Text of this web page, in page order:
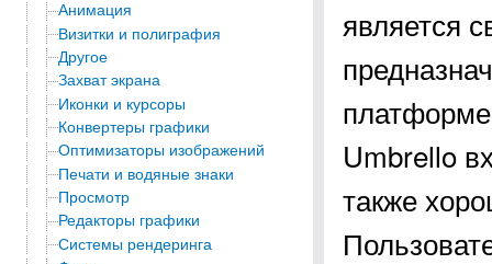
Анимация
Визитки и полиграфия
Другое
Захват экрана
Иконки и курсоры
Конвертеры графики
Оптимизаторы изображений
Печати и водяные знаки
Просмотр
Редакторы графики
Системы рендеринга
является
Umbrello
также